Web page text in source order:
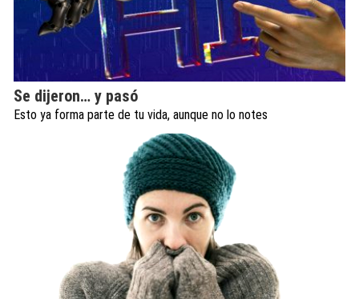
Se dijeron… y pasó
Esto ya forma parte de tu vida, aunque no lo notes